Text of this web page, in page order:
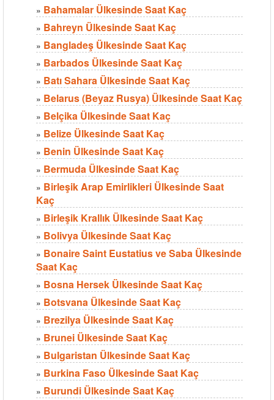
» Bahamalar Ülkesinde Saat Kaç
» Bahreyn Ülkesinde Saat Kaç
» Bangladeş Ülkesinde Saat Kaç
» Barbados Ülkesinde Saat Kaç
» Batı Sahara Ülkesinde Saat Kaç
» Belarus (Beyaz Rusya) Ülkesinde Saat Kaç
» Belçika Ülkesinde Saat Kaç
» Belize Ülkesinde Saat Kaç
» Benin Ülkesinde Saat Kaç
» Bermuda Ülkesinde Saat Kaç
» Birleşik Arap Emirlikleri Ülkesinde Saat
Kaç
» Birleşik Krallık Ülkesinde Saat Kaç
» Bolivya Ülkesinde Saat Kaç
» Bonaire Saint Eustatius ve Saba Ülkesinde
Saat Kaç
» Bosna Hersek Ülkesinde Saat Kaç
» Botsvana Ülkesinde Saat Kaç
» Brezilya Ülkesinde Saat Kaç
» Brunei Ülkesinde Saat Kaç
» Bulgaristan Ülkesinde Saat Kaç
» Burkina Faso Ülkesinde Saat Kaç
» Burundi Ülkesinde Saat Kaç